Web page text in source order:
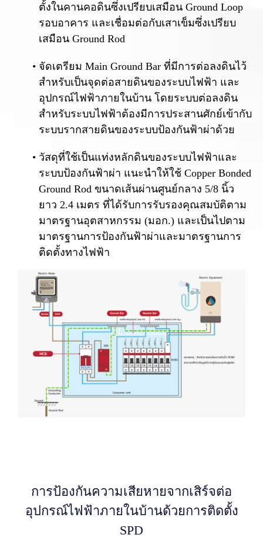
ตั้งในคานคอดินซึ่งเปรียบเสมือน Ground Loop
รอบอาคาร และเชื่อมต่อกับเสาเข็มซึ่งเปรียบ
เสมือน Ground Rod
จัดเตรียม Main Ground Bar ที่มีการต่อลงดินไว้
สำหรับเป็นจุดต่อสายดินของระบบไฟฟ้า และ
อุปกรณ์ไฟฟ้าภายในบ้าน โดยระบบต่อลงดิน
สำหรับระบบไฟฟ้าต้องมีการประสานศักย์เข้ากับ
ระบบรากสายดินของระบบป้องกันฟ้าผ่าด้วย
วัสดุที่ใช้เป็นแท่งหลักดินของระบบไฟฟ้าและ
ระบบป้องกันฟ้าผ่า แนะนำให้ใช้ Copper Bonded
Ground Rod ขนาดเส้นผ่านศูนย์กลาง 5/8 นิ้ว
ยาว 2.4 เมตร ที่ได้รับการรับรองคุณสมบัติตาม
มาตรฐานอุตสาหกรรม (มอก.) และเป็นไปตาม
มาตรฐานการป้องกันฟ้าผ่าและมาตรฐานการ
ติดตั้งทางไฟฟ้า
การป้องกันความเสียหายจากเสิร์จต่อ
อุปกรณ์ไฟฟ้าภายในบ้านด้วยการติดตั้ง
SPD